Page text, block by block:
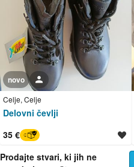
Delovni čevlji
Celje, Celje
novo
35 €
Prodajte stvari, ki jih ne